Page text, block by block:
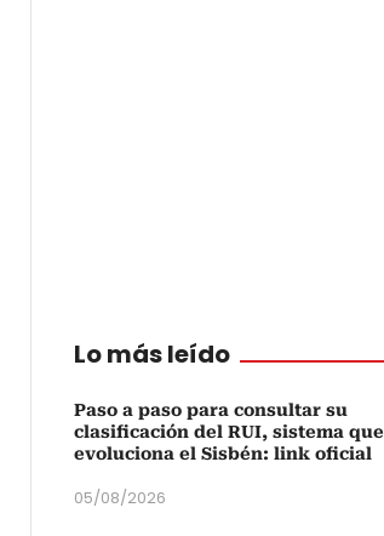
Lo más leído
Paso a paso para consultar su
clasificación del RUI, sistema que
evoluciona el Sisbén: link oficial
05/08/2026